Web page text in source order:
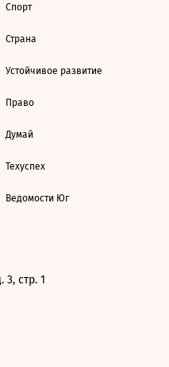
Спорт
Страна
Устойчивое развитие
Право
Думай
Техуспех
Ведомости Юг
3, стр. 1